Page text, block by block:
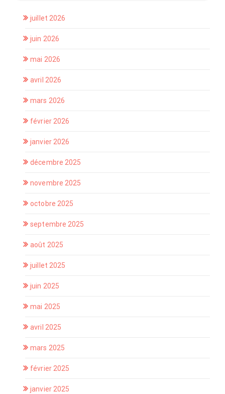
juillet 2026
juin 2026
mai 2026
avril 2026
mars 2026
février 2026
janvier 2026
décembre 2025
novembre 2025
octobre 2025
septembre 2025
août 2025
juillet 2025
juin 2025
mai 2025
avril 2025
mars 2025
février 2025
janvier 2025